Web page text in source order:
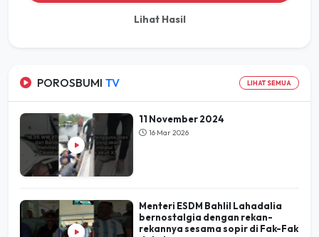
Lihat Hasil
POROSBUMI TV LIHAT SEMUA
11 November 2024
16 Mar 2026
Menteri ESDM Bahlil Lahadalia
bernostalgia dengan rekan-
rekannya sesama sopir di Fak-Fak